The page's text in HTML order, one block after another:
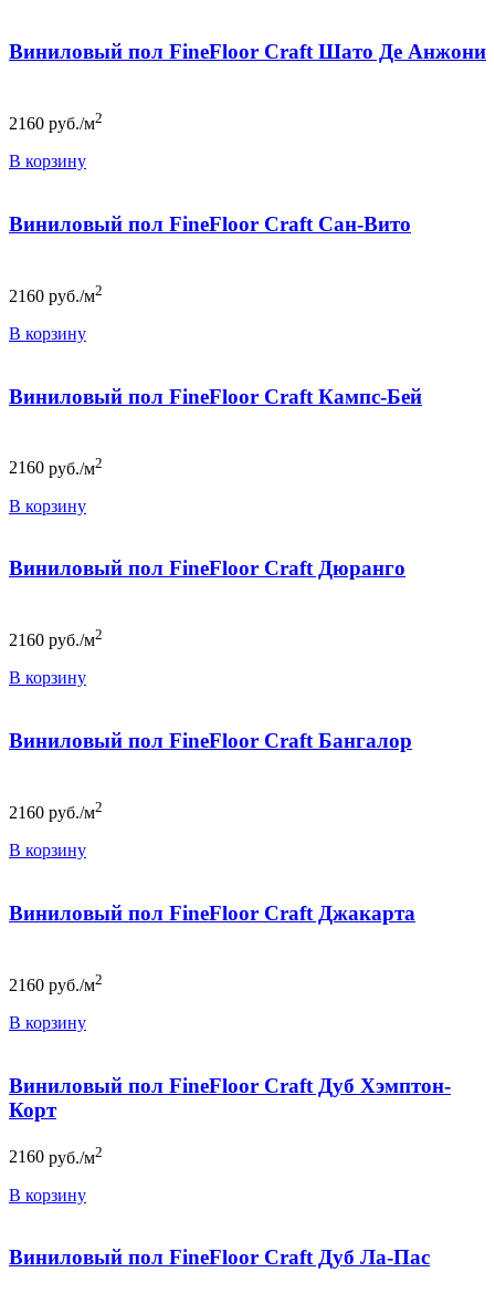
Виниловый пол FineFloor Craft Шато Де Анжони
2160 руб./м2
В корзину
Виниловый пол FineFloor Craft Сан-Вито
2160 руб./м2
В корзину
Виниловый пол FineFloor Craft Кампс-Бей
2160 руб./м2
В корзину
Виниловый пол FineFloor Craft Дюранго
2160 руб./м2
В корзину
Виниловый пол FineFloor Craft Бангалор
2160 руб./м2
В корзину
Виниловый пол FineFloor Craft Джакарта
2160 руб./м2
В корзину
Виниловый пол FineFloor Craft Дуб Хэмптон-
Корт
2160 руб./м2
В корзину
Виниловый пол FineFloor Craft Дуб Ла-Пас